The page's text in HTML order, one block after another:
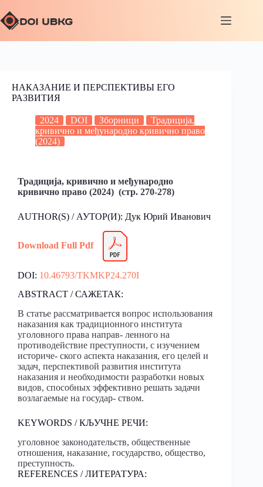
НАКАЗАНИЕ И ПЕРСПЕКТИВЫ ЕГО
РАЗВИТИЯ
2024 DOI Зборници
Традиција,
кривично и међународно кривично право
(2024)
Традиција, кривично и међународно
кривично право (2024) (стр. 270-278)
AUTHOR(S) / АУТОР(И): Дук Юрий Иванович
Download Full Pdf
DOI: 10.46793/TKMKP24.270I
ABSTRACT / САЖЕТАК:
В статье рассматривается вопрос использования
наказания как традиционного института
уголовного права направ- ленного на
противодействие преступности, с изучением
историче- ского аспекта наказания, его целей и
задач перспективой развития института
наказания и необходимости разработки новых
видов, способных эффективно решать задачи
возлагаемые на государ- ством.
KEYWORDS / КЉУЧНЕ РЕЧИ:
уголовное законодательств, общественные
отношения, наказание, государство, общество,
преступность.
REFERENCES / ЛИТЕРАТУРА: